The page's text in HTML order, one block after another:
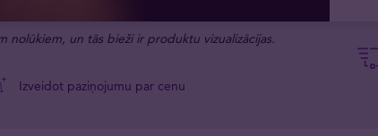
nolūkiem, un tās bieži ir produktu vizualizācijas.
Izveidot paziņojumu par cenu